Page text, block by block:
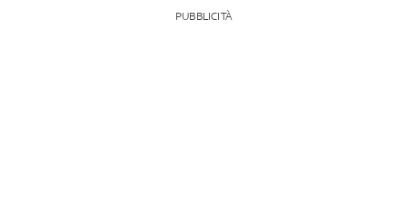
PUBBLICITÀ